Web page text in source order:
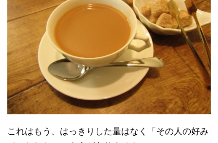
これはもう、はっきりした量はなく「その人の好み